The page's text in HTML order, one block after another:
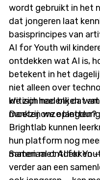
netwerk van
technologiepartners.
lokaal — zonder dat
verlaten — en is klaar
naar andere medische
nu vooruit Het amai!-
ambities stoppen niet.
stap naar de praktijk
• pilootprojecten in de
• integratiepartners
zorgplatformen. Met
kan ExplainMed ook
chatbots, data-
wordt gebruikt in het
dat jongeren laat
basisprincipes van
AI for Youth wil
ontdekken wat AI is,
betekent in het
niet alleen over
kritisch nadenken:
moeten we opletten?
We zijn heel blij dat
Dankzij onze
Brightlab kunnen
hun platform nog
materiaal ontdekken
Samen met AI for
verder aan een